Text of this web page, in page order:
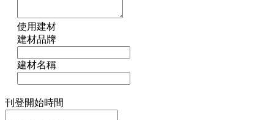
使用建材
建材品牌
建材名稱
刊登開始時間